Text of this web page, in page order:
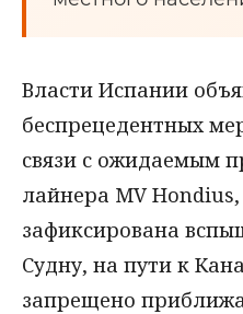
Власти Испании
беспрецедентных
связи с ожидаемым
лайнера MV
зафиксирована
Судну, на пути к
запрещено